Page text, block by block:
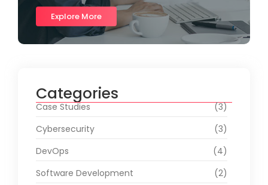
Explore More
Categories
Case Studies
(3)
Cybersecurity
(3)
DevOps
(4)
Software Development
(2)